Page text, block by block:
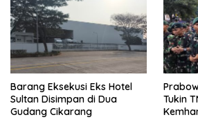
Barang Eksekusi Eks Hotel
Sultan Disimpan di Dua
Gudang Cikarang
Tukin